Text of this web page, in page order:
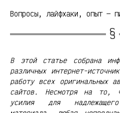
Вопросы, лайфхаки, опыт —
В этой статье собрана
различных интернет-
работу всех оригинальных
сайтов. Несмотря на то,
усилия для